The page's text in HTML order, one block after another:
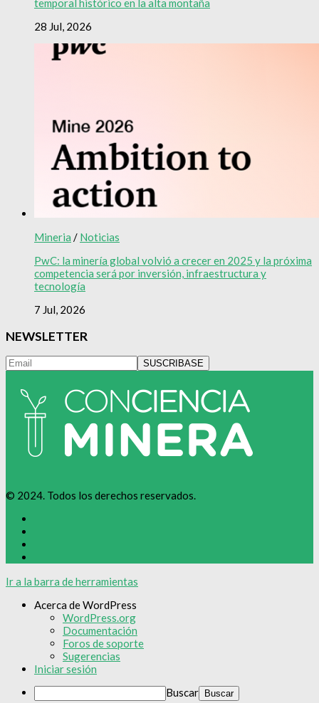
temporal histórico en la alta montaña
28 Jul, 2026
Mineria / Noticias
PwC: la minería global volvió a crecer en 2025 y la próxima
competencia será por inversión, infraestructura y
tecnología
7 Jul, 2026
NEWSLETTER
© 2024. Todos los derechos reservados.
Ir a la barra de herramientas
Acerca de WordPress
WordPress.org
Documentación
Foros de soporte
Sugerencias
Iniciar sesión
Buscar